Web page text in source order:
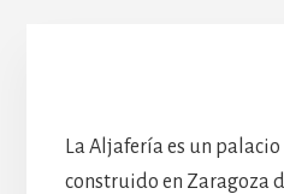
La Aljafería es un
construido en Zaragoza